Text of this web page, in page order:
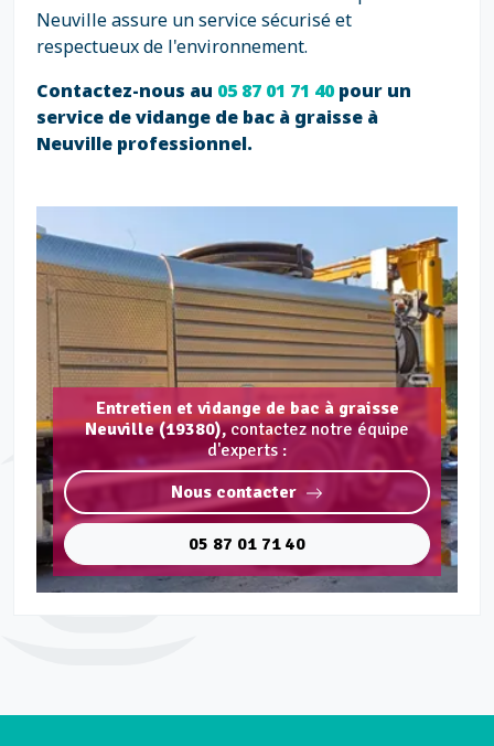
Neuville assure un service sécurisé et
respectueux de l'environnement.
Contactez-nous au 05 87 01 71 40pour un
service de vidange de bac à graisse à
Neuville professionnel.
Entretien et vidange de bac à graisse
Neuville (19380),contactez notre équipe
d'experts :
Nous contacter
05 87 01 71 40